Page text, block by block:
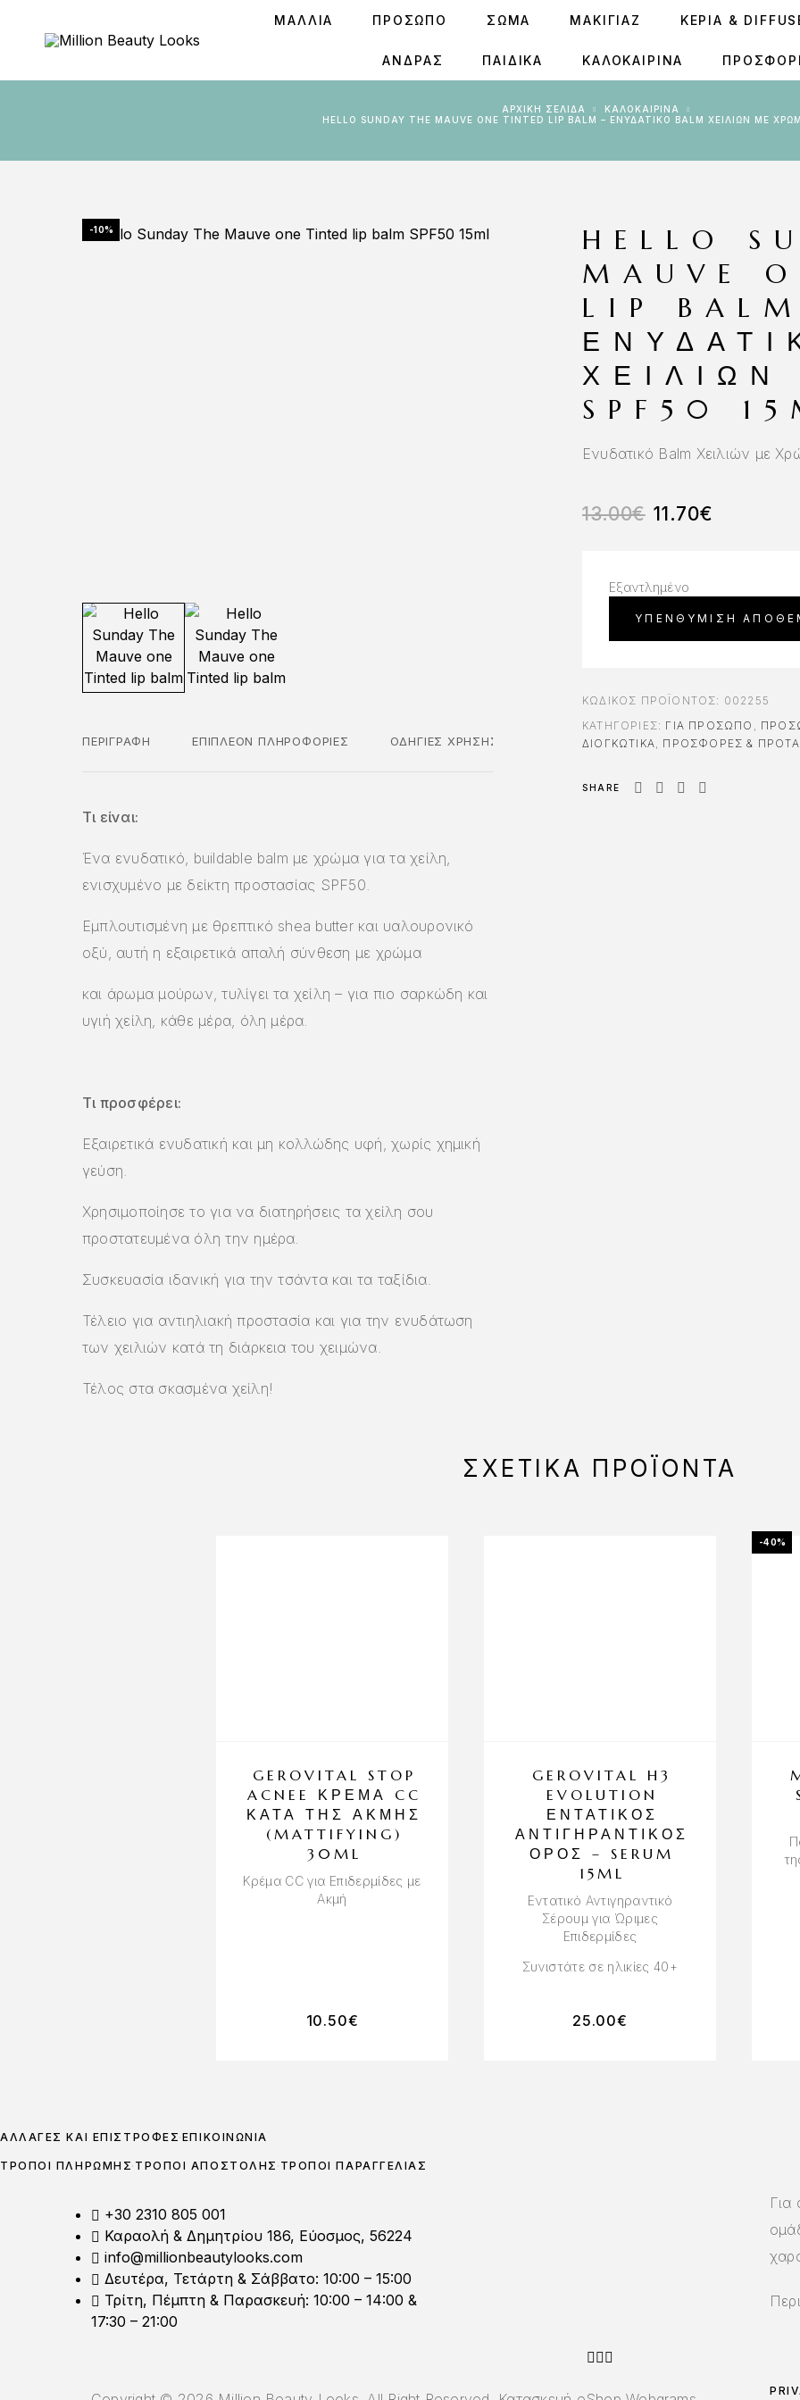
ΜΑΛΛΙΑ ΠΡΟΣΩΠΟ ΣΩΜΑ ΜΑΚΙΓΙΑΖ ΚΕΡΙΆ &
ΆΝΔΡΑΣ ΠΑΙΔΙΚΑ ΚΑΛΟΚΑΙΡΙΝΑ
ΑΡΧΙΚΉ ΣΕΛΊΔΑ
ΚΑΛΟΚΑΙΡΙΝΑ
HELLO SUNDAY THE MAUVE ONE TINTED LIP BALM – ΕΝΥΔΑΤΙΚΌ BALM ΧΕΙΛΙΏΝ ΜΕ
-10%
ΠΕΡΙΓΡΑΦΉ ΕΠΙΠΛΈΟΝ ΠΛΗΡΟΦΟΡΊΕΣ ΟΔΗΓΊΕΣ ΧΡΉΣΗΣ
Τι είναι:
Ένα ενυδατικό, buildable balm με χρώμα για τα χείλη,
ενισχυμένο με δείκτη προστασίας SPF50.
Eμπλουτισμένη με θρεπτικό shea butter και υαλουρονικό
οξύ, αυτή η εξαιρετικά απαλή σύνθεση με χρώμα
και άρωμα μούρων, τυλίγει τα χείλη – για πιο σαρκώδη και
υγιή χείλη, κάθε μέρα, όλη μέρα.
Τι προσφέρει:
Εξαιρετικά ενυδατική και μη κολλώδης υφή, χωρίς χημική
γεύση.
Χρησιμοποίησε το για να διατηρήσεις τα χείλη σου
προστατευμένα όλη την ημέρα.
Συσκευασία ιδανική για την τσάντα και τα ταξίδια.
Τέλειο για αντιηλιακή προστασία και για την ενυδάτωση
των χειλιών κατά τη διάρκεια του χειμώνα.
Τέλος στα σκασμένα χείλη!
HELLO
MAUVE
LIP
SPF50
Ενυδατικό Balm Χειλιών με
13.00€ 11.70€
Εξαντλημένο
ΚΩΔΙΚΌΣ ΠΡΟΪΌΝΤΟΣ: 002255
ΚΑΤΗΓΟΡΊΕΣ: ΓΙΑ ΠΡΌΣΩΠΟ ,
ΔΙΟΓΚΩΤΙΚΆ, ΠΡΟΣΦΟΡΕΣ &
SHARE
ΣΧΕΤΙΚΆ ΠΡΟΪΌΝΤΑ
GEROVITAL STOP
ACNEE ΚΡΈΜΑ CC
ΚΑΤΆ ΤΗΣ ΑΚΜΉΣ
(MATTIFYING)
30ML
Κρέμα CC για Επιδερμίδες με
Ακμή
10.50€
GEROVITAL H3
EVOLUTION
ΕΝΤΑΤΙΚΌΣ
ΑΝΤΙΓΗΡΑΝΤΙΚΌΣ
ΟΡΌΣ – SERUM
15ML
Εντατικό Αντιγηραντικό
Σέρουμ για Ώριμες
Επιδερμίδες
Συνιστάτε σε ηλικίες 40+
25.00€
-40%
ΑΛΛΑΓΈΣ ΚΑΙ ΕΠΙΣΤΡΟΦΈΣΕΠΙΚΟΙΝΩΝΊΑ
ΤΡΌΠΟΙ ΠΛΗΡΩΜΉΣ ΤΡΌΠΟΙ ΑΠΟΣΤΟΛΉΣ ΤΡΌΠΟΙ ΠΑΡΑΓΓΕΛΊΑΣ
+30 2310 805 001
Καραολή & Δημητρίου 186, Εύοσμος, 56224
info@millionbeautylooks.com
Δευτέρα, Τετάρτη & Σάββατο: 10:00 – 15:00
Τρίτη, Πέμπτη & Παρασκευή: 10:00 – 14:00 &
17:30 – 21:00
Για